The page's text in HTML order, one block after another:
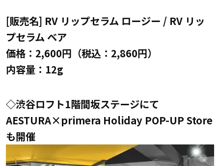
[販売名] RV リップセラム ロージー / RV リッ
プセラム ベア
価格：2,600円（税込：2,860円）
内容量：12g
◇渋谷ロフト1階間坂ステージにて
AESTURA×primera Holiday POP-UP Store
も開催